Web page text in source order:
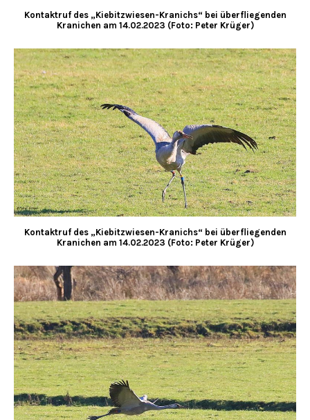
Kontaktruf des „Kiebitzwiesen-Kranichs“ bei überfliegenden
Kranichen am 14.02.2023 (Foto: Peter Krüger)
Kontaktruf des „Kiebitzwiesen-Kranichs“ bei überfliegenden
Kranichen am 14.02.2023 (Foto: Peter Krüger)